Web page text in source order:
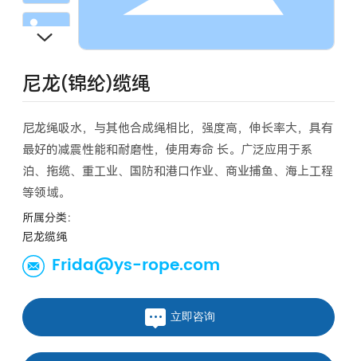
尼龙(锦纶)缆绳
尼龙绳吸水，与其他合成绳相比，强度高，伸长率大，具有
最好的减震性能和耐磨性，使用寿命 长。广泛应用于系
泊、拖缆、重工业、国防和港口作业、商业捕鱼、海上工程
等领域。
所属分类：
尼龙缆绳
Frida@ys-rope.com
立即咨询